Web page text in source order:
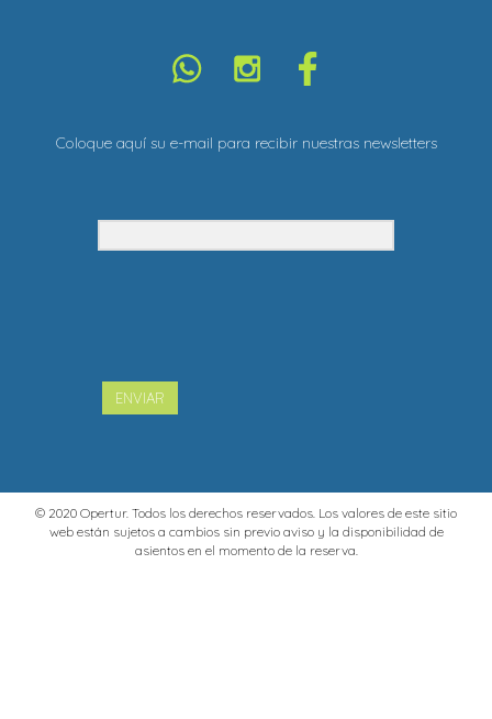
Coloque aquí su e-mail para recibir nuestras newsletters
ENVIAR
© 2020 Opertur. Todos los derechos reservados. Los valores de este sitio
web están sujetos a cambios sin previo aviso y la disponibilidad de
asientos en el momento de la reserva.